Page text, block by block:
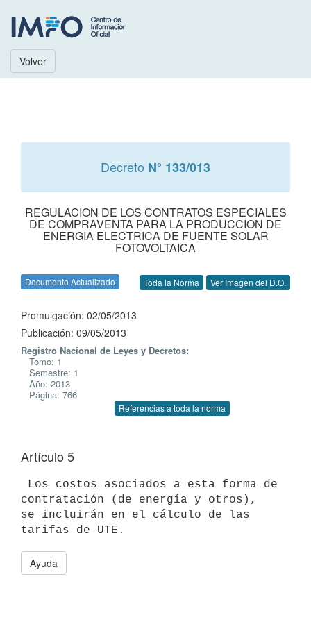
Volver
Decreto N° 133/013
REGULACION DE LOS CONTRATOS ESPECIALES
DE COMPRAVENTA PARA LA PRODUCCION DE
ENERGIA ELECTRICA DE FUENTE SOLAR
FOTOVOLTAICA
Documento Actualizado Toda la Norma Ver Imagen del D.O.
Promulgación: 02/05/2013
Publicación: 09/05/2013
Registro Nacional de Leyes y Decretos:
Tomo: 1
Semestre: 1
Año: 2013
Página: 766
Referencias a toda la norma
Artículo 5
contratación (de energía y otros),
se incluirán en el cálculo de las
Ayuda